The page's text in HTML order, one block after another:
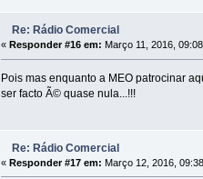
Re: Rádio Comercial
« Responder #16 em: Março 11, 2016,
Pois mas enquanto a MEO patrocinar
ser facto Ã© quase nula...!!!
Re: Rádio Comercial
« Responder #17 em: Março 12, 2016,